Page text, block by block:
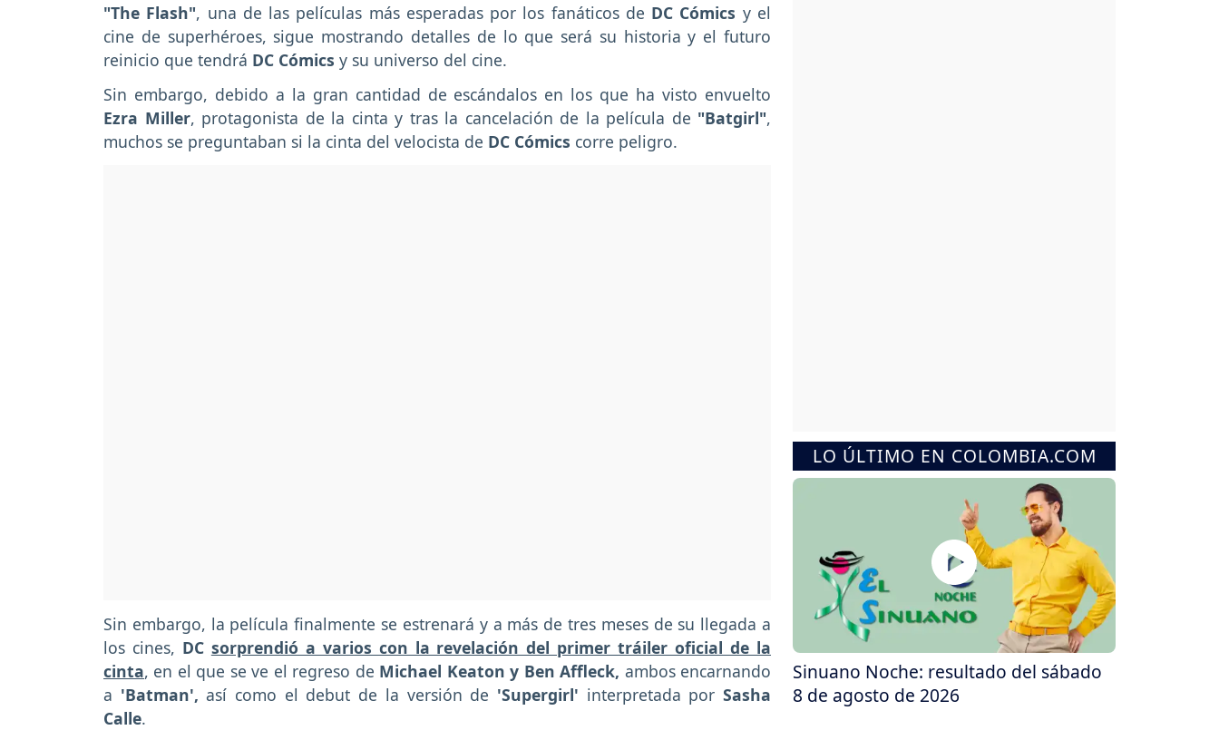
"The Flash", una de las películas más esperadas por los fanáticos de DC Cómics y el
cine de superhéroes, sigue mostrando detalles de lo que será su historia y el futuro
reinicio que tendrá DC Cómics y su universo del cine.
Sin embargo, debido a la gran cantidad de escándalos en los que ha visto envuelto
Ezra Miller, protagonista de la cinta y tras la cancelación de la película de "Batgirl",
muchos se preguntaban si la cinta del velocista de DC Cómics corre peligro.
Sin embargo, la película finalmente se estrenará y a más de tres meses de su llegada a
los cines, DC sorprendió a varios con la revelación del primer tráiler oficial de la
cinta, en el que se ve el regreso de Michael Keaton y Ben Affleck, ambos encarnando
a 'Batman',así como el debut de la versión de 'Supergirl' interpretada por Sasha
Calle.
LO ÚLTIMO EN COLOMBIA.COM
Sinuano Noche: resultado del sábado
8 de agosto de 2026